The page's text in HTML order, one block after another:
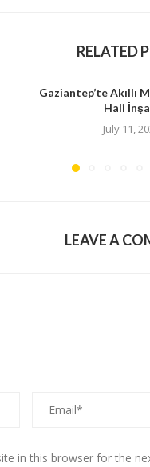
RELATED
Gaziantep’te Akıllı
Hali
July 11,
LEAVE A
in this browser for the